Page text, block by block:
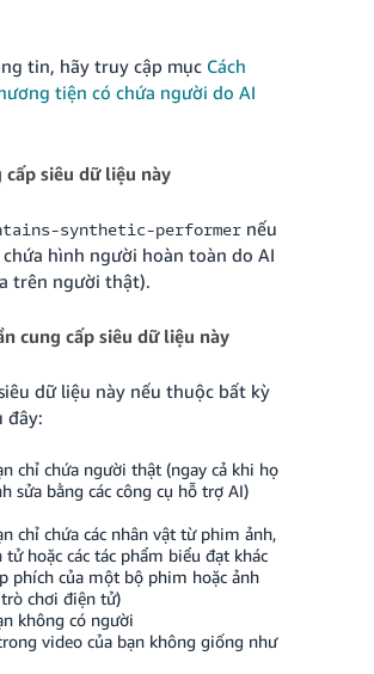
tin, hãy truy cập mục Cách
tiện có chứa người do AI
cấp siêu dữ liệu này
synthetic-performernếu
hình người hoàn toàn do AI
trên người thật).
cung cấp siêu dữ liệu này
dữ liệu này nếu thuộc bất kỳ
đây:
chỉ chứa người thật (ngay cả khi họ
sửa bằng các công cụ hỗ trợ AI)
chỉ chứa các nhân vật từ phim ảnh,
hoặc các tác phẩm biểu đạt khác
phích của một bộ phim hoặc ảnh
chơi điện tử)
không có người
video của bạn không giống như